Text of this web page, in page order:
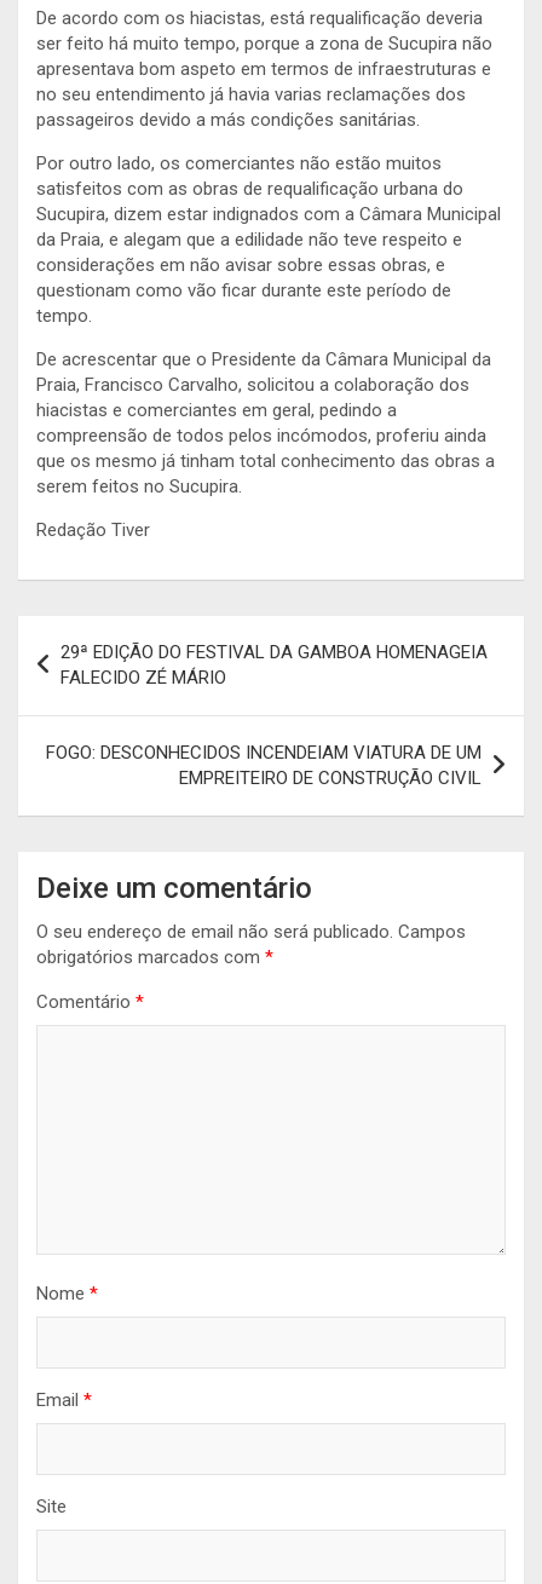
De acordo com os hiacistas, está requalificação deveria
ser feito há muito tempo, porque a zona de Sucupira não
apresentava bom aspeto em termos de infraestruturas e
no seu entendimento já havia varias reclamações dos
passageiros devido a más condições sanitárias.
Por outro lado, os comerciantes não estão muitos
satisfeitos com as obras de requalificação urbana do
Sucupira, dizem estar indignados com a Câmara Municipal
da Praia, e alegam que a edilidade não teve respeito e
considerações em não avisar sobre essas obras, e
questionam como vão ficar durante este período de
tempo.
De acrescentar que o Presidente da Câmara Municipal da
Praia, Francisco Carvalho, solicitou a colaboração dos
hiacistas e comerciantes em geral, pedindo a
compreensão de todos pelos incómodos, proferiu ainda
que os mesmo já tinham total conhecimento das obras a
serem feitos no Sucupira.
Redação Tiver
de
artigos
29ª EDIÇÃO DO FESTIVAL DA GAMBOA HOMENAGEIA
FALECIDO ZÉ MÁRIO
FOGO: DESCONHECIDOS INCENDEIAM VIATURA DE UM
EMPREITEIRO DE CONSTRUÇÃO CIVIL
Deixe um comentário
O seu endereço de email não será publicado. Campos
obrigatórios marcados com *
Comentário *
Nome *
Email *
Site